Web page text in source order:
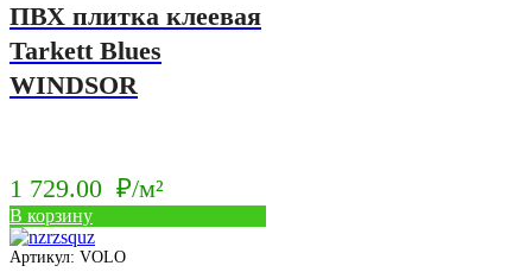
ПВХ плитка клеевая
Tarkett Blues
WINDSOR
1 729.00 ₽/м²
В корзину
Артикул: VOLO